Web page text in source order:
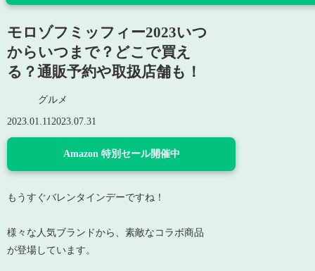
モロゾフミッフィー2023いつ
からいつまで？どこで買え
る？通販予約や取扱店舗も！
グルメ
2023.01.112023.07.31
Amazon 特別セール開催中
もうすぐバレンタインデーですね！
様々な人気ブランドから、素敵なコラボ商品
が登場しています。